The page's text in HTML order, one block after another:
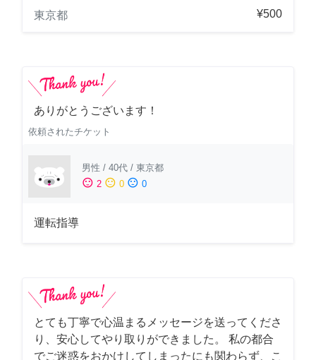
東京都
¥500
ありがとうございます！
依頼されたチケット
男性 / 40代 / 東京都
sentiment_satisfied 2 sentiment_neutral 0 sentiment_dissatisfied 0
運転指導
とても丁寧で心温まるメッセージを送ってくださ
り、安心してやり取りができました。 私の都合
でご迷惑をおかけしてしまったにも関わらず、こ